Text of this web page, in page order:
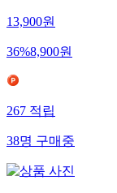
13,900원
36%8,900원
267 적립
38명 구매중